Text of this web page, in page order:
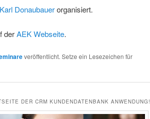
Karl Donaubauerorganisiert.
derAEK Webseite.
veröffentlicht. Setze ein Lesezeichen für
DER CRM KUNDENDATENBANK ANWENDUNG!